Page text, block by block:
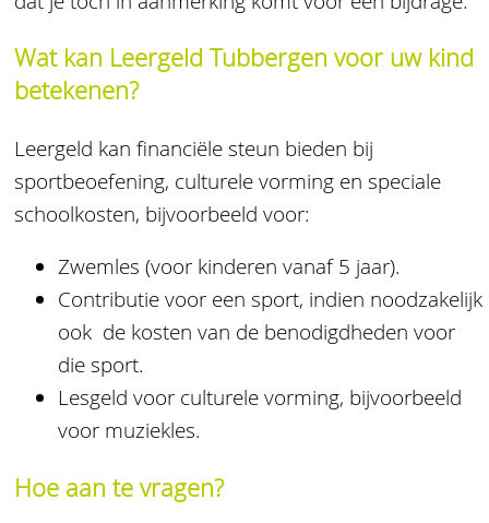
Wat kan Leergeld Tubbergen voor uw kind
betekenen?
Leergeld kan financiële steun bieden bij
sportbeoefening, culturele vorming en speciale
schoolkosten, bijvoorbeeld voor:
Zwemles (voor kinderen vanaf 5 jaar).
Contributie voor een sport, indien noodzakelijk
ook de kosten van de benodigdheden voor
die sport.
Lesgeld voor culturele vorming, bijvoorbeeld
voor muziekles.
Hoe aan te vragen?